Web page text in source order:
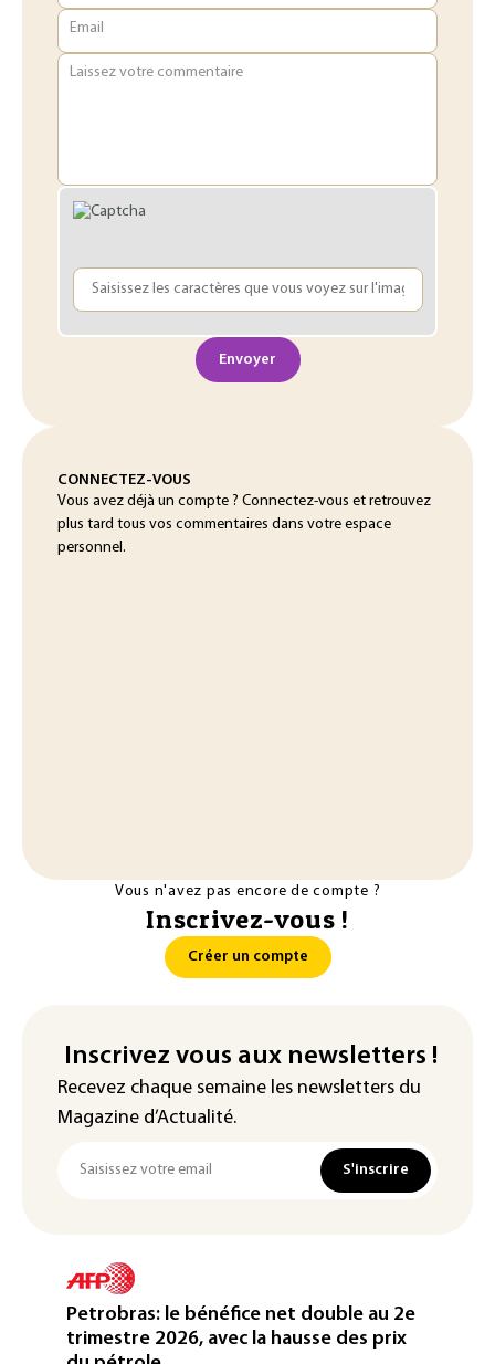
Email
Laissez votre commentaire
Envoyer
CONNECTEZ-VOUS
Vous avez déjà un compte ? Connectez-vous et retrouvez
plus tard tous vos commentaires dans votre espace
personnel.
Vous n'avez pas encore de compte ?
Inscrivez-vous !
Créer un compte
Inscrivez vous aux newsletters !
Recevez chaque semaine les newsletters du
Magazine d’Actualité.
S'inscrire
Petrobras: le bénéfice net double au 2e
trimestre 2026, avec la hausse des prix